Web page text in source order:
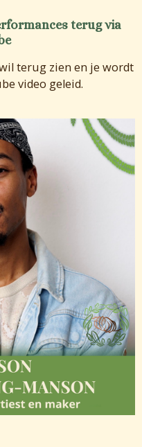
terug via
terug zien en je wordt
video geleid.